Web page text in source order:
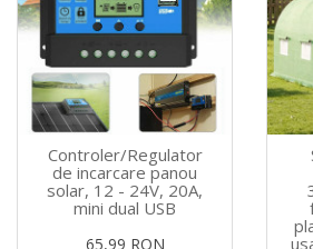
Controler/Regulator
de incarcare panou
solar, 12 - 24V, 20A,
mini dual USB
65,99 RON